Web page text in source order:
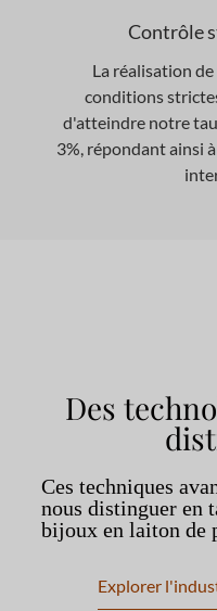
Contrôle
La réalisation
conditions
d'atteindre notre
3%, répondant ainsi
Des
Ces techniques
nous distinguer en
bijoux en laiton de
Explorer